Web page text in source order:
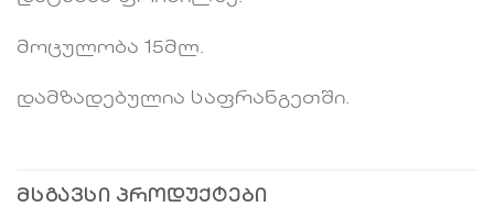
მოცულობა 15მლ.
დამზადებულია საფრანგეთში.
ᲛᲡᲒᲐᲕᲡᲘ ᲞᲠᲝᲓᲣᲥᲢᲔᲑᲘ